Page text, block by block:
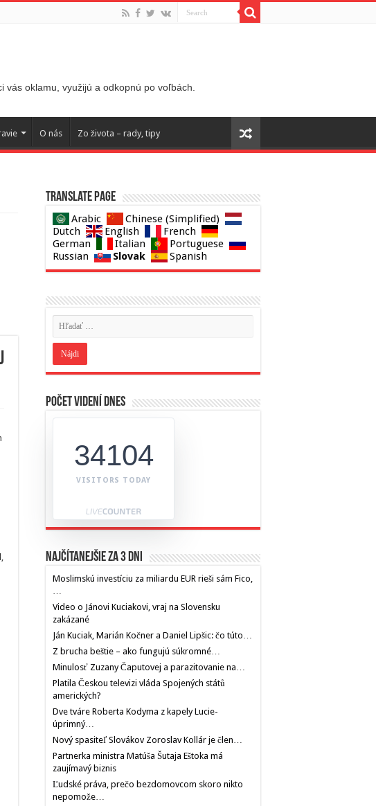
oklamu, využijú a odkopnú po voľbách.
O nás Zo života – rady, tipy
Translate page
Arabic
Chinese (Simplified)
Dutch
English
French
German
Italian
Portuguese
Russian
Slovak Spanish
Počet videní dnes
34104
VISITORS TODAY
Najčítanejšie za 3 dni
Moslimskú investíciu za miliardu EUR rieši sám Fico,
…
Video o Jánovi Kuciakovi, vraj na Slovensku
zakázané
Ján Kuciak, Marián Kočner a Daniel Lipšic: čo túto…
Z brucha beštie – ako fungujú súkromné…
Minulosť Zuzany Čaputovej a parazitovanie na…
Platila Českou televizi vláda Spojených států
amerických?
Dve tváre Roberta Kodyma z kapely Lucie-
úprimný…
Nový spasiteľ Slovákov Zoroslav Kollár je člen…
Partnerka ministra Matúša Šutaja Eštoka má
zaujímavý biznis
Ľudské práva, prečo bezdomovcom skoro nikto
nepomože…